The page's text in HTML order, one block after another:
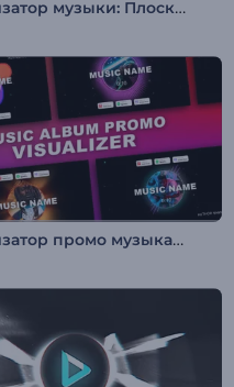
Визуализатор музыки: Плоский аудиоспектр
Визуализатор промо музыкальных альбомов